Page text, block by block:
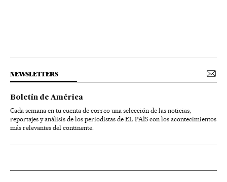
NEWSLETTERS
Boletín de América
Cada semana en tu cuenta de correo una selección de las noticias,
reportajes y análisis de los periodistas de EL PAÍS con los acontecimientos
más relevantes del continente.